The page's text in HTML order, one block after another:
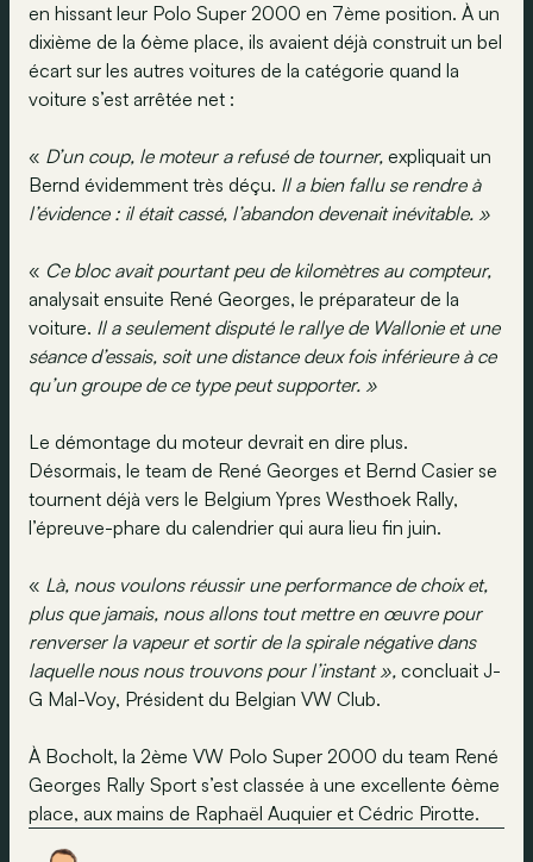
en hissant leur Polo Super 2000 en 7ème position. À un
dixième de la 6ème place, ils avaient déjà construit un bel
écart sur les autres voitures de la catégorie quand la
voiture s’est arrêtée net :
« D’un coup, le moteur a refusé de tourner, expliquait un
Bernd évidemment très déçu. Il a bien fallu se rendre à
l’évidence : il était cassé, l’abandon devenait inévitable. »
« Ce bloc avait pourtant peu de kilomètres au compteur,
analysait ensuite René Georges, le préparateur de la
voiture. Ila seulement disputé le rallye de Wallonie et une
séance d’essais, soit une distance deux fois inférieure à ce
qu’un groupe de ce type peut supporter. »
Le démontage du moteur devrait en dire plus.
Désormais, le team de René Georges et Bernd Casier se
tournent déjà vers le Belgium Ypres Westhoek Rally,
l’épreuve-phare du calendrier qui aura lieu fin juin.
« Là, nous voulons réussir une performance de choix et,
plus que jamais, nous allons tout mettre en œuvre pour
renverser la vapeur et sortir de la spirale négative dans
laquelle nous nous trouvons pour l’instant », concluait J-
G Mal-Voy, Président du Belgian VW Club.
À Bocholt, la 2ème VW Polo Super 2000 du team René
Georges Rally Sport s’est classée à une excellente 6ème
place, aux mains de Raphaël Auquier et Cédric Pirotte.